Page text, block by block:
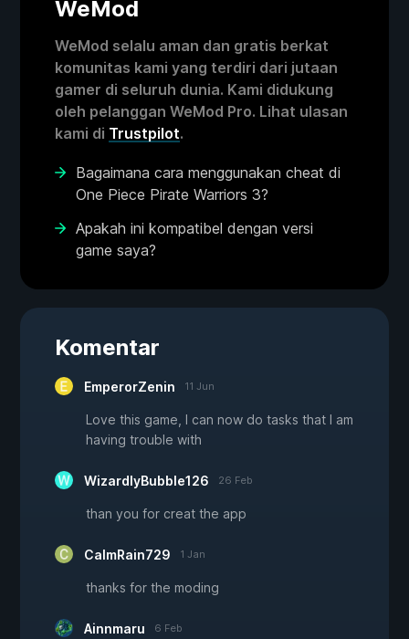
WeMod
WeMod selalu aman dan gratis berkat
komunitas kami yang terdiri dari jutaan
gamer di seluruh dunia. Kami didukung
oleh pelanggan WeMod Pro. Lihat ulasan
kami di Trustpilot.
Bagaimana cara menggunakan cheat di
One Piece Pirate Warriors 3?
Apakah ini kompatibel dengan versi
game saya?
Komentar
EmperorZenin 11 Jun
Love this game, I can now do tasks that I am
having trouble with
WizardlyBubble126 26 Feb
than you for creat the app
CalmRain729 1 Jan
thanks for the moding
Ainnmaru 6 Feb